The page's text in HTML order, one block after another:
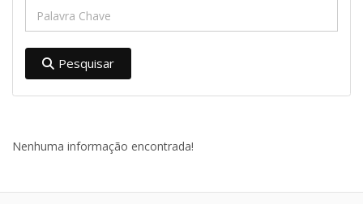
Nenhuma informação encontrada!
Pesquisar